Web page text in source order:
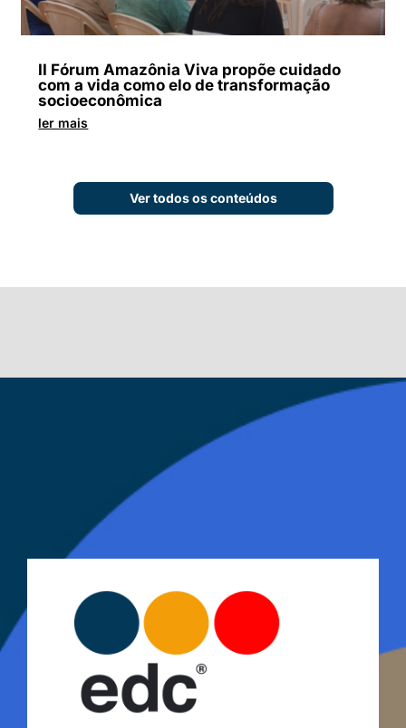
II Fórum Amazônia Viva propõe cuidado
com a vida como elo de transformação
socioeconômica
ler mais
Ver todos os conteúdos